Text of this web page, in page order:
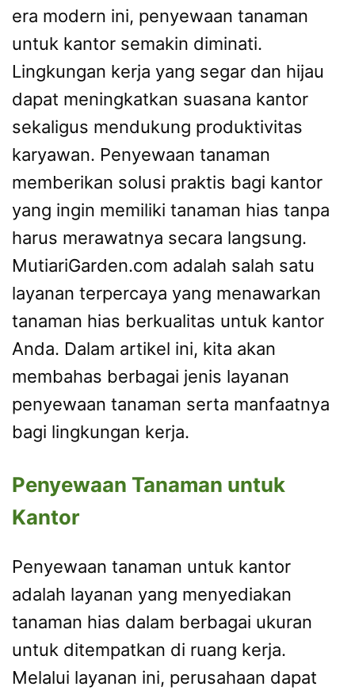
era modern ini, penyewaan tanaman
untuk kantor semakin diminati.
Lingkungan kerja yang segar dan hijau
dapat meningkatkan suasana kantor
sekaligus mendukung produktivitas
karyawan. Penyewaan tanaman
memberikan solusi praktis bagi kantor
yang ingin memiliki tanaman hias tanpa
harus merawatnya secara langsung.
MutiariGarden.com adalah salah satu
layanan terpercaya yang menawarkan
tanaman hias berkualitas untuk kantor
Anda. Dalam artikel ini, kita akan
membahas berbagai jenis layanan
penyewaan tanaman serta manfaatnya
bagi lingkungan kerja.
Penyewaan Tanaman untuk
Kantor
Penyewaan tanaman untuk kantor
adalah layanan yang menyediakan
tanaman hias dalam berbagai ukuran
untuk ditempatkan di ruang kerja.
Melalui layanan ini, perusahaan dapat